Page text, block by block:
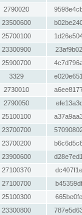
2790020
23500600
25700100
23300900
25900700
3329
2730010
2790050
25100100
23700700
23700200
23900600
27100370
27100700
25100300
23300800